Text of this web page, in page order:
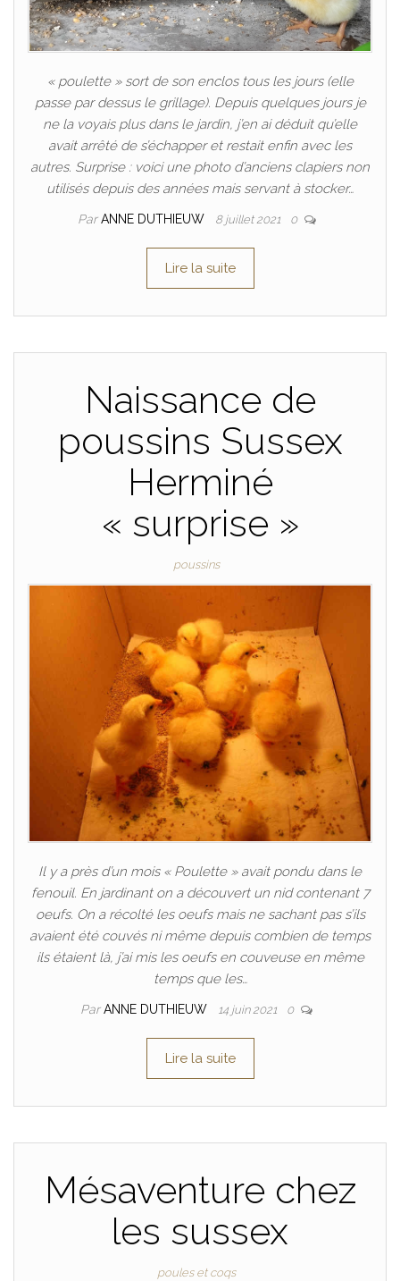
« poulette » sort de son enclos tous les jours (elle
passe par dessus le grillage). Depuis quelques jours je
ne la voyais plus dans le jardin, j’en ai déduit qu’elle
avait arrêté de s’échapper et restait enfin avec les
autres. Surprise : voici une photo d’anciens clapiers non
utilisés depuis des années mais servant à stocker…
ParANNE DUTHIEUW 8 juillet 2021 0
Lire la suite
Naissance de
poussins Sussex
Herminé
« surprise »
poussins
Il y a près d’un mois « Poulette » avait pondu dans le
fenouil. En jardinant on a découvert un nid contenant 7
oeufs. On a récolté les oeufs mais ne sachant pas s’ils
avaient été couvés ni même depuis combien de temps
ils étaient là, j’ai mis les oeufs en couveuse en même
temps que les…
ParANNE DUTHIEUW 14 juin 2021 0
Lire la suite
Mésaventure chez
les sussex
poules et coqs